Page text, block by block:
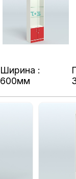
Ширина :
600мм